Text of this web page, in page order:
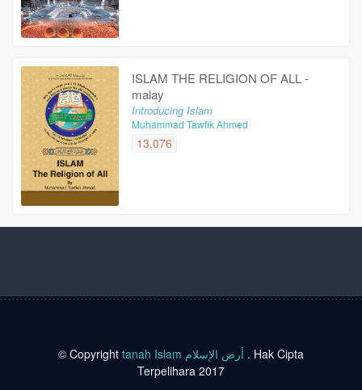
ISLAM THE RELIGION OF ALL -
malay
Introducing Islam
Muhammad Tawfik Ahmed
13,076
© Copyright
. Hak Cipta
Terpelihara 2017